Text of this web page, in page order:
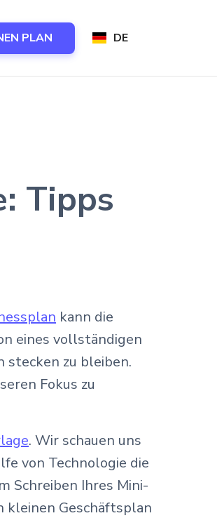
PLAN DE
Tipps
kann die
eines vollständigen
stecken zu bleiben.
Fokus zu
. Wir schauen uns
von Technologie die
Schreiben Ihres Mini-
kleinen Geschäftsplan